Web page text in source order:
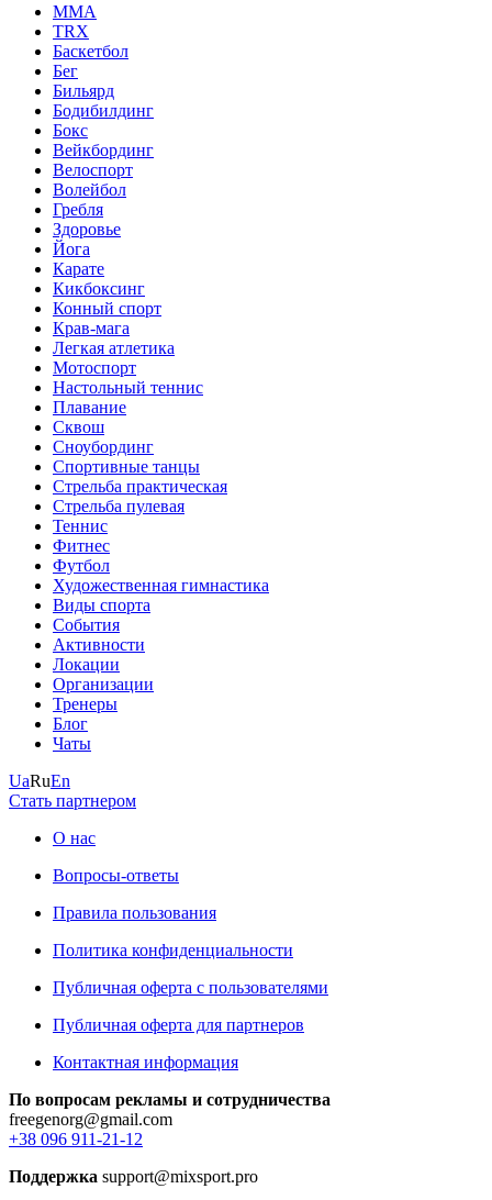
MMA
TRX
Баскетбол
Бег
Бильярд
Бодибилдинг
Бокс
Вейкбординг
Велоспорт
Волейбол
Гребля
Здоровье
Йога
Карате
Кикбоксинг
Конный спорт
Крав-мага
Легкая атлетика
Мотоспорт
Настольный теннис
Плавание
Сквош
Сноубординг
Спортивные танцы
Стрельба практическая
Стрельба пулевая
Теннис
Фитнес
Футбол
Художественная гимнастика
Виды спорта
События
Активности
Локации
Организации
Тренеры
Блог
Чаты
UaRuEn
Стать партнером
О нас
Вопросы-ответы
Правила пользования
Политика конфиденциальности
Публичная оферта с пользователями
Публичная оферта для партнеров
Контактная информация
По вопросам рекламы и сотрудничества
freegenorg@gmail.com
+38 096 911-21-12
Поддержка support@mixsport.pro